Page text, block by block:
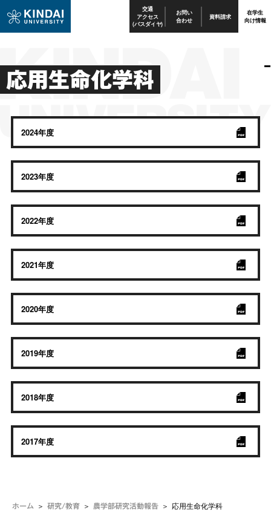
交通
アクセス
(バスダイヤ)
お問い
合わせ 資料請求 在学生
向け情報
ホーム 研究/教育 農学部研究活動報告 応用生命化学科
応用生命化学科
2024年度
2023年度
2022年度
2021年度
2020年度
2019年度
2018年度
2017年度